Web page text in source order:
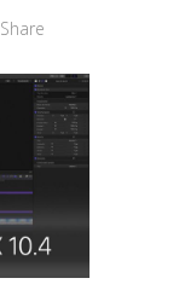
Share